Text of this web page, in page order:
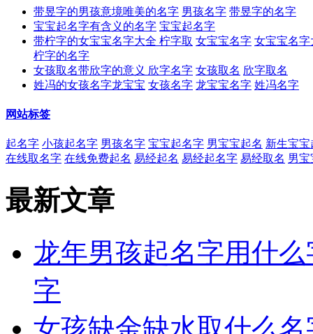
带昱字的男孩意境唯美的名字 男孩名字 带昱字的名字
宝宝起名字有含义的名字 宝宝起名字
带柠字的女宝宝名字大全 柠字取 女宝宝名字 女宝宝名字
柠字的名字
女孩取名带欣字的意义 欣字名字 女孩取名 欣字取名
姓冯的女孩名字龙宝宝 女孩名字 龙宝宝名字 姓冯名字
网站标签
起名字 小孩起名字 男孩名字 宝宝起名字 男宝宝起名 新生宝宝
在线取名字 在线免费起名 易经起名 易经起名字 易经取名 男宝
最新文章
龙年男孩起名字用什么
字
女孩缺金缺水取什么名